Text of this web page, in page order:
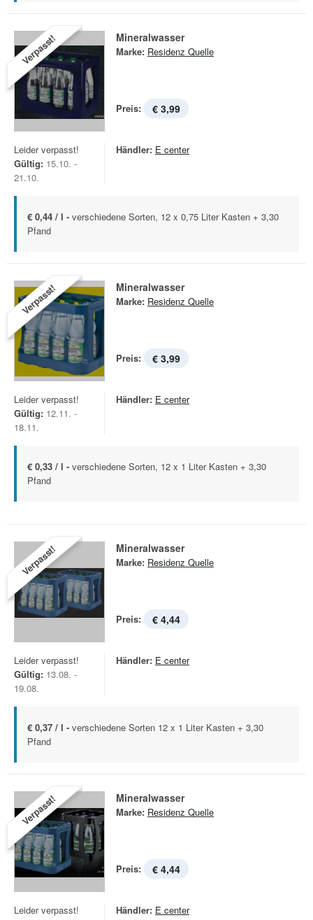
Verpasst! Mineralwasser
Marke: Residenz Quelle
Preis: € 3,99
Leider verpasst!
Gültig: 15.10. -
21.10.
Händler: E center
€ 0,44 / l - verschiedene Sorten, 12 x 0,75 Liter Kasten + 3,30
Pfand
Verpasst! Mineralwasser
Marke: Residenz Quelle
Preis: € 3,99
Leider verpasst!
Gültig: 12.11. -
18.11.
Händler: E center
€ 0,33 / l - verschiedene Sorten, 12 x 1 Liter Kasten + 3,30
Pfand
Verpasst! Mineralwasser
Marke: Residenz Quelle
Preis: € 4,44
Leider verpasst!
Gültig: 13.08. -
19.08.
Händler: E center
€ 0,37 / l - verschiedene Sorten 12 x 1 Liter Kasten + 3,30
Pfand
Verpasst! Mineralwasser
Marke: Residenz Quelle
Preis: € 4,44
Leider verpasst!
Händler: E center